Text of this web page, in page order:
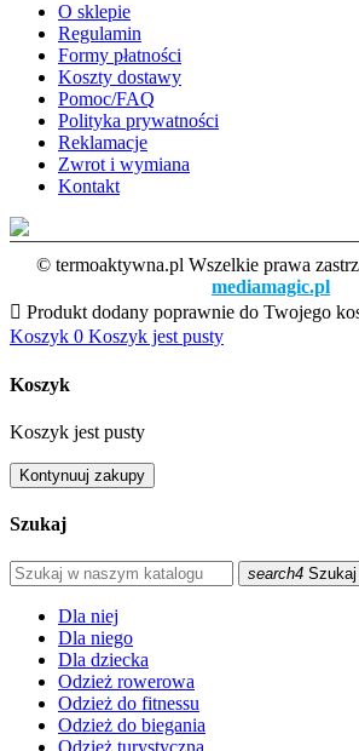
O sklepie
Regulamin
Formy płatności
Koszty dostawy
Pomoc/FAQ
Polityka prywatności
Reklamacje
Zwrot i wymiana
Kontakt
© termoaktywna.pl Wszelkie prawa
mediamagic.pl
 Produkt dodany poprawnie do Twojego
Koszyk 0 Koszyk jest pusty
Koszyk
Koszyk jest pusty
Kontynuuj zakupy
Szukaj
search4 Szukaj
Dla niej
Dla niego
Dla dziecka
Odzież rowerowa
Odzież do fitnessu
Odzież do biegania